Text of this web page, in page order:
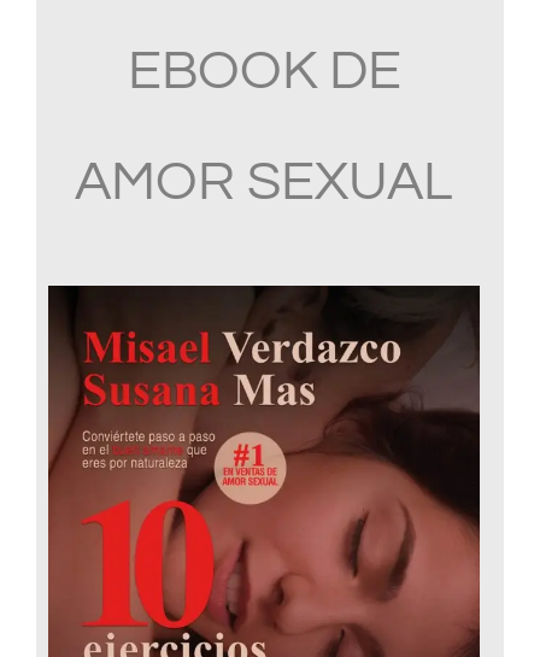
EBOOK DE
AMOR SEXUAL